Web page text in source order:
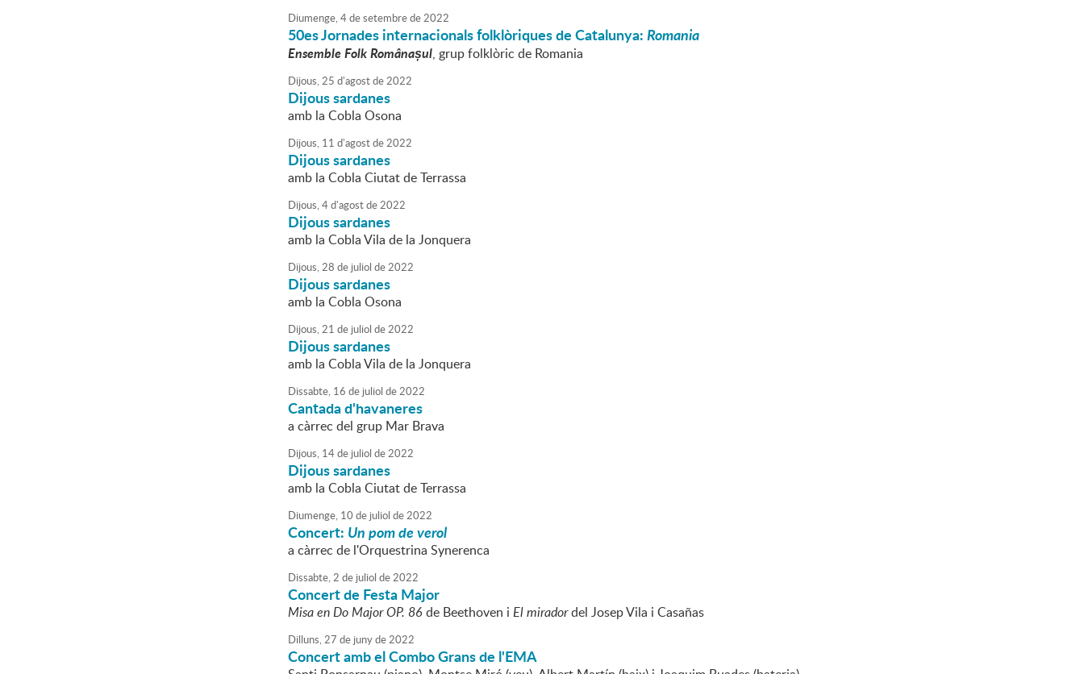
Diumenge,4desetembrede2022
50es Jornades internacionals folklòriques de Catalunya:Romania
Ensemble Folk Românașul, grup folklòric de Romania
Dijous,25 d'agostde2022
Dijous sardanes
amb la Cobla Osona
Dijous, 11 d'agostde2022
Dijous sardanes
amb la Cobla Ciutat de Terrassa
Dijous,4d'agostde2022
Dijous sardanes
amb la Cobla Vila de la Jonquera
Dijous,28 de juliol de2022
Dijous sardanes
amb la Cobla Osona
Dijous,21 de juliol de2022
Dijous sardanes
amb la Cobla Vila de la Jonquera
Dissabte, 16 de juliol de2022
Cantada d'havaneres
a càrrec del grup Mar Brava
Dijous, 14de juliol de2022
Dijous sardanes
amb la Cobla Ciutat de Terrassa
Diumenge, 10 de juliol de2022
Concert: Un pom de verol
a càrrec de l'Orquestrina Synerenca
Dissabte,2 de juliol de2022
Concert de Festa Major
Misa en Do Major OP. 86 de Beethoven i El miradordel Josep Vila i Casañas
Dilluns,27 de junyde2022
Concert amb el Combo Grans de l'EMA